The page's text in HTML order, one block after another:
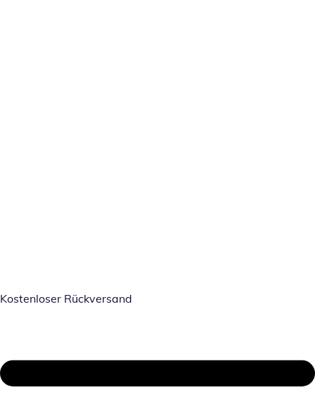
Kostenloser Rückversand